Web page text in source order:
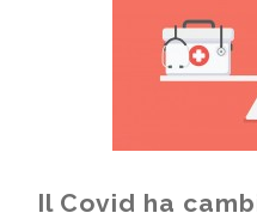
Il Covid ha